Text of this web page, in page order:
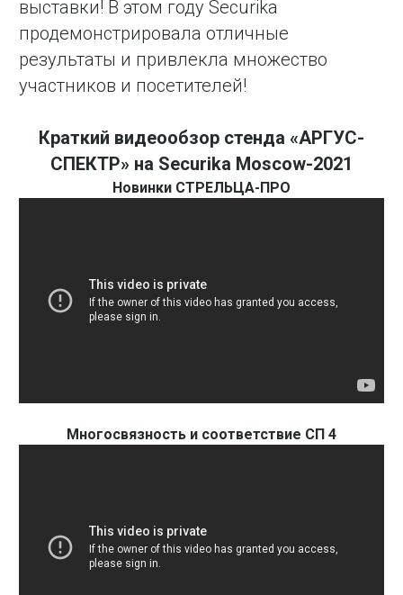
выставки! В этом году Securika
продемонстрировала отличные
результаты и привлекла множество
участников и посетителей!
Краткий видеообзор стенда «АРГУС-
СПЕКТР» на Securika Moscow-2021
Новинки СТРЕЛЬЦА-ПРО
Многосвязность и соответствие СП 4